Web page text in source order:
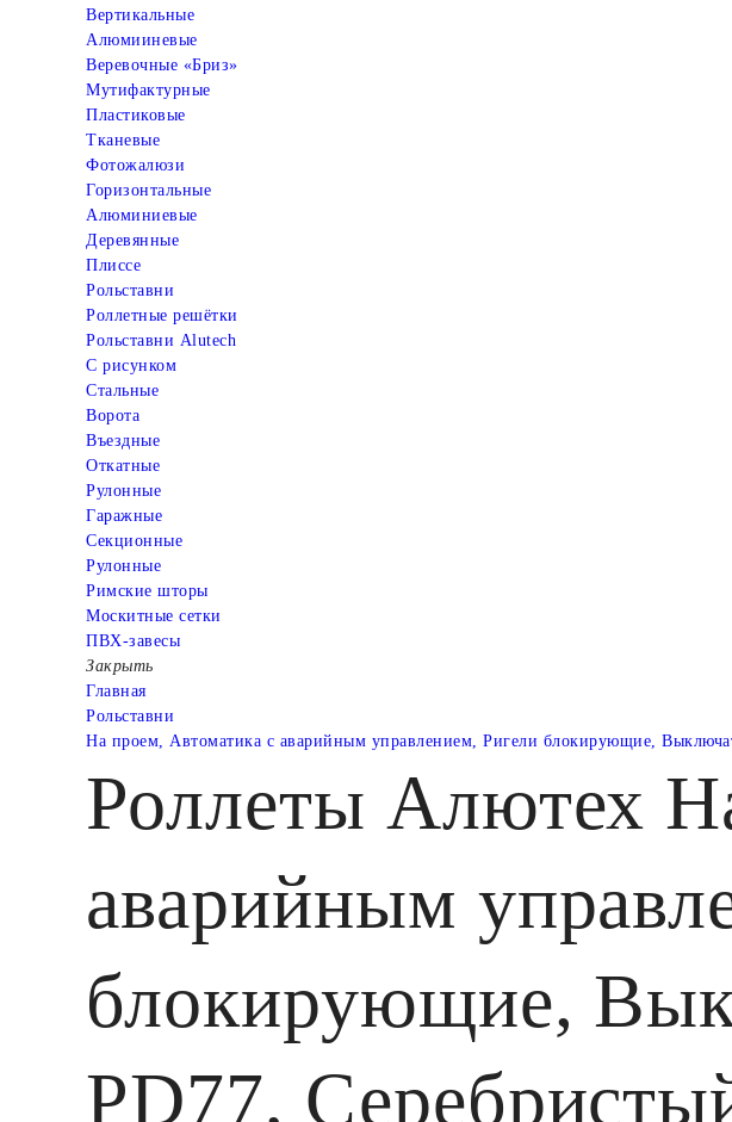
Вертикальные
Алюмииневые
Веревочные «Бриз»
Мутифактурные
Пластиковые
Тканевые
Фотожалюзи
Горизонтальные
Алюминиевые
Деревянные
Плиссе
Рольставни
Роллетные решётки
Рольставни Alutech
С рисунком
Стальные
Ворота
Въездные
Откатные
Рулонные
Гаражные
Cекционные
Рулонные
Римские шторы
Москитные сетки
ПВХ-завесы
Закрыть
Главная
Рольставни
На проем, Автоматика с аварийным управлением, Ригели блокирующие,
Роллеты Алютех
аварийным
блокирующие,
PD77,